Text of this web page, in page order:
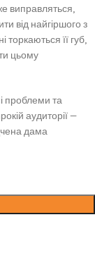
виправляться,
від найгіршого з
торкаються її губ,
цьому
проблеми та
аудиторії —
дама